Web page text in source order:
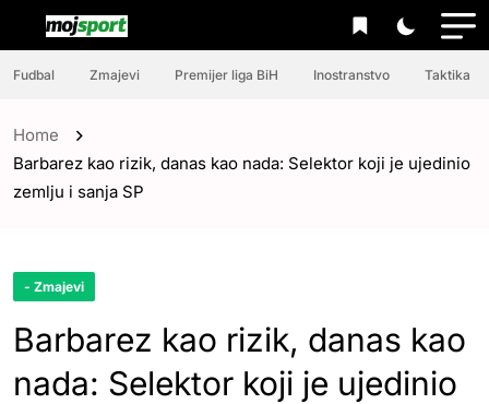
Fudbal Zmajevi Premijer liga BiH Inostranstvo Taktika
Home
Barbarez kao rizik, danas kao nada: Selektor koji je ujedinio
zemlju i sanja SP
- Zmajevi
Barbarez kao rizik, danas kao
nada: Selektor koji je ujedinio